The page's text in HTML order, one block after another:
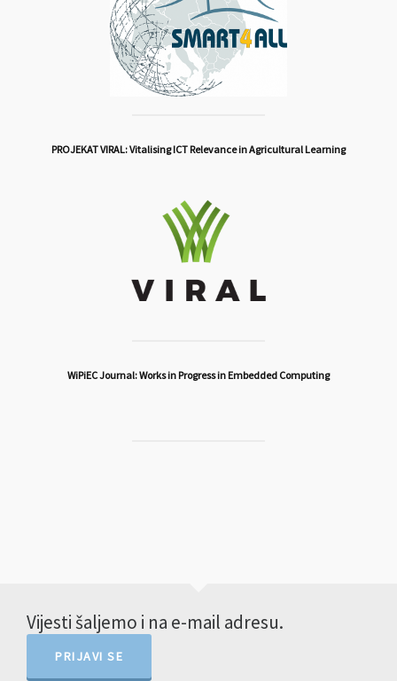
PROJEKAT VIRAL: Vitalising ICT Relevance in Agricultural Learning
WiPiEC Journal: Works in Progress in Embedded Computing
Vijesti šaljemo i na e-mail adresu.
PRIJAVI SE